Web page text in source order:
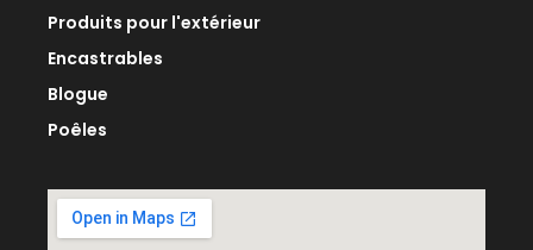
Produits pour l'extérieur
Encastrables
Blogue
Poêles